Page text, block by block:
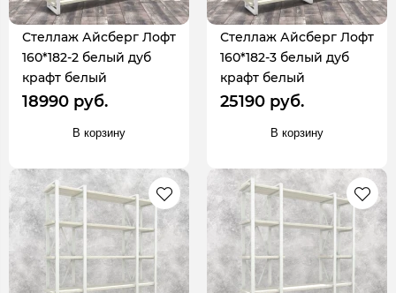
Стеллаж Айсберг Лофт
160*182-2 белый дуб
крафт белый
18990 руб.
В корзину
Стеллаж Айсберг Лофт
160*182-3 белый дуб
крафт белый
25190 руб.
В корзину